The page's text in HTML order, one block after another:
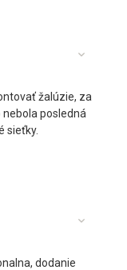
žalúzie, za
posledná
sieťky.
dodanie